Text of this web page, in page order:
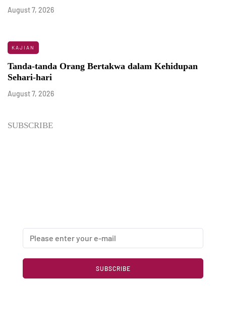
August 7, 2026
KAJIAN
Tanda-tanda Orang Bertakwa dalam Kehidupan
Sehari-hari
August 7, 2026
SUBSCRIBE
SUBSCRIBE